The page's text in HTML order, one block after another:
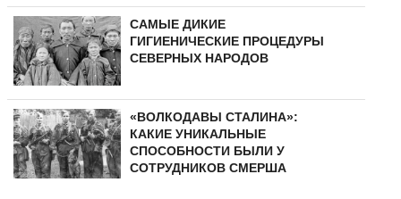
САМЫЕ ДИКИЕ
ГИГИЕНИЧЕСКИЕ ПРОЦЕДУРЫ
СЕВЕРНЫХ НАРОДОВ
«ВОЛКОДАВЫ СТАЛИНА»:
КАКИЕ УНИКАЛЬНЫЕ
СПОСОБНОСТИ БЫЛИ У
СОТРУДНИКОВ СМЕРША